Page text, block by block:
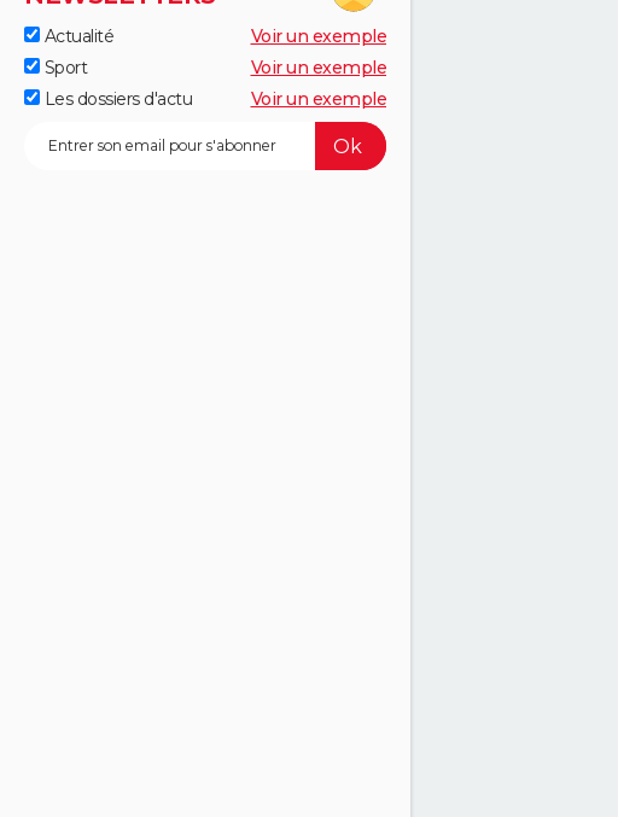
Actualité
Voir un exemple
Sport
Voir un exemple
Les dossiers d'actu
Voir un exemple